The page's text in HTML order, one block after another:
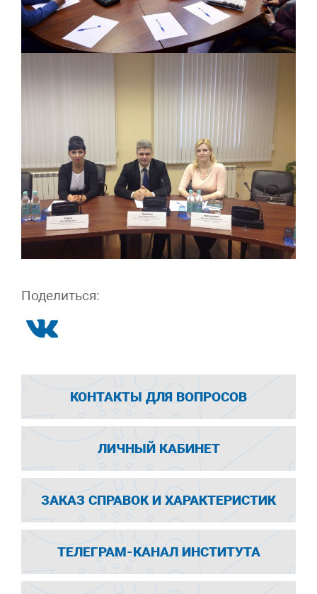
Поделиться:
КОНТАКТЫ ДЛЯ ВОПРОСОВ
ЛИЧНЫЙ КАБИНЕТ
ЗАКАЗ СПРАВОК И ХАРАКТЕРИСТИК
ТЕЛЕГРАМ-КАНАЛ ИНСТИТУТА